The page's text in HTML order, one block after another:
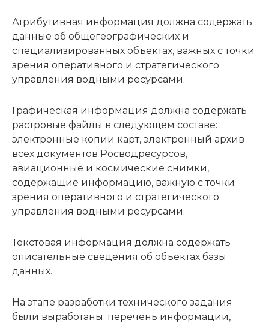
Атрибутивная информация должна содержать
данные об общегеографических и
специализированных объектах, важных с точки
зрения оперативного и стратегического
управления водными ресурсами.
Графическая информация должна содержать
растровые файлы в следующем составе:
электронные копии карт, электронный архив
всех документов Росводресурсов,
авиационные и космические снимки,
содержащие информацию, важную с точки
зрения оперативного и стратегического
управления водными ресурсами.
Текстовая информация должна содержать
описательные сведения об объектах базы
данных.
На этапе разработки технического задания
были выработаны: перечень информации,